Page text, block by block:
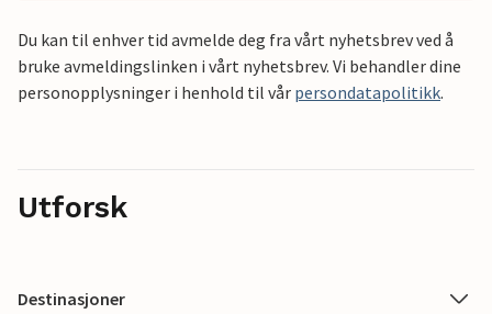
Du kan til enhver tid avmelde deg fra vårt nyhetsbrev ved å
bruke avmeldingslinken i vårt nyhetsbrev. Vi behandler dine
personopplysninger i henhold til vår persondatapolitikk.
Utforsk
Destinasjoner